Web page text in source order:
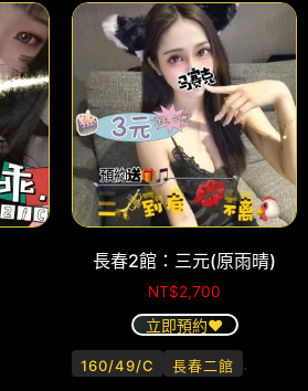
長春2館：三元(原雨晴)
NT$2,700
立即預約❤️
160/49/C 長春二館 .